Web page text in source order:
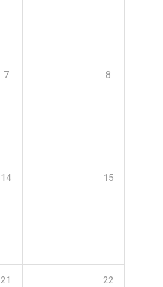
7 8
14 15
21 22